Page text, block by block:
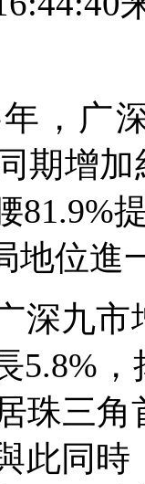
广深
期增
81.9%
地位進
九市
5.8%
珠三
此同